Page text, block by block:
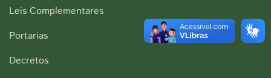
Leis Complementares
Portarias
Decretos